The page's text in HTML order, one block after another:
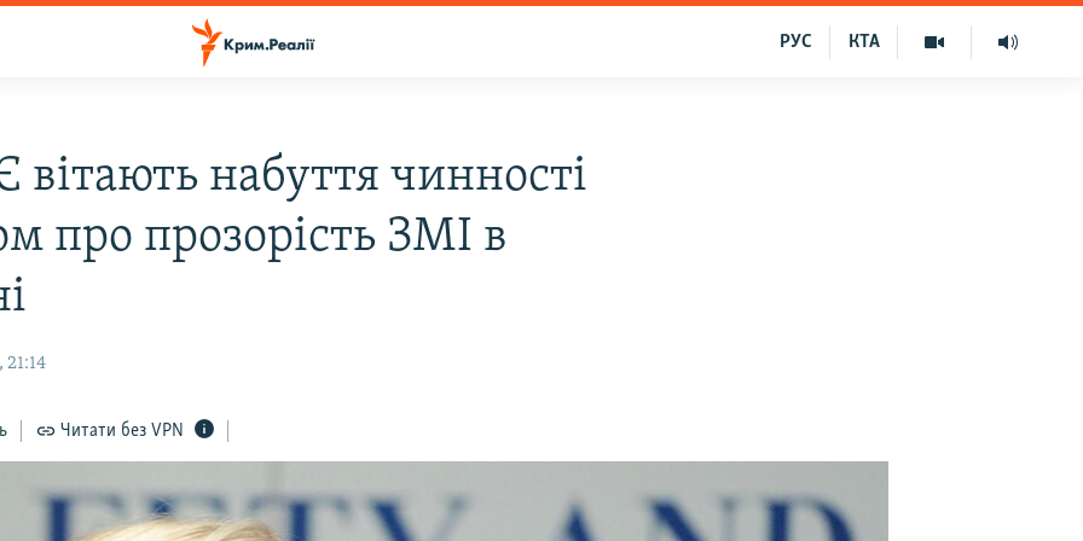
КТА
РУС
вітають набуття чинності
про прозорість ЗМІ в
21:14
Читати без VPN